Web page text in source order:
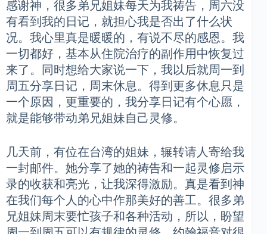
感谢神，很多弟兄姐妹每天为我祷告，周六没
有看到我的日记，就担心我是否出了什么状
况。我心里真是暖暖的，有说不尽的感恩。我
一切都好，基本从住院治疗的副作用中恢复过
来了。同时想给大家说一下，我以后就周一到
周五分享日记，周末休息。得到更多休息只是
一个原因，更重要的，我分享日记有个心愿，
就是能够带动弟兄姐妹自己灵修。
几天前，有位在台湾的姐妹，辗转请人寄给我
一封邮件。她分享了她的祷告和一起灵修启示
录的收获和亮光，让我深得激励。真是看到神
在我们每个人的心中作那美好的善工。很多弟
兄姐妹周末要忙孩子和各种活动，所以，盼望